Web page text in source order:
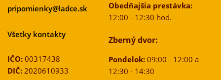
pripomienky@ladce.sk
Všetky kontakty
IČO: 00317438
DIČ: 2020610933
Obedňajšia prestávka:
12:00 - 12:30 hod.
Zberný dvor:
Pondelok:09:00 - 12:00 a
12:30 - 14:30